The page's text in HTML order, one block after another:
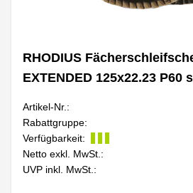
RHODIUS
EXTENDED 125x22.23 P60
Artikel-Nr.:
Rabattgruppe:
Verfügbarkeit:
Netto exkl. MwSt.:
UVP inkl. MwSt.: